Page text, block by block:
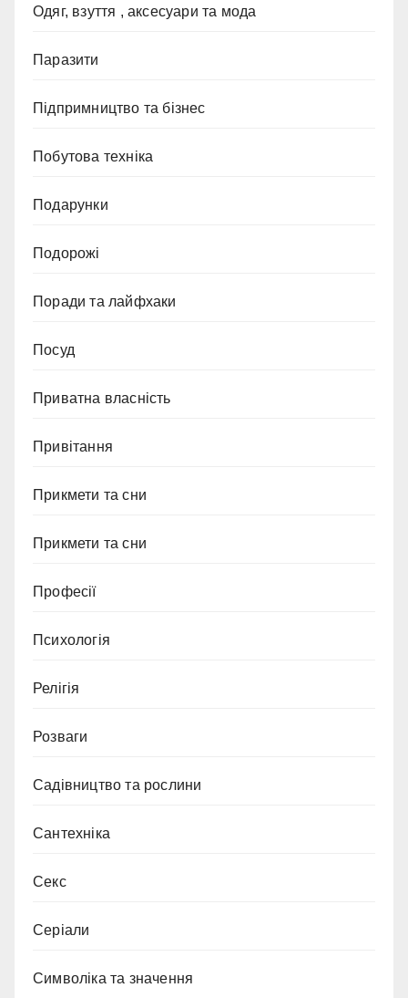
Одяг, взуття , аксесуари та мода
Паразити
Підпримництво та бізнес
Побутова техніка
Подарунки
Подорожі
Поради та лайфхаки
Посуд
Приватна власність
Привітання
Прикмети та сни
Прикмети та сни
Професії
Психологія
Релігія
Розваги
Садівництво та рослини
Сантехніка
Секс
Серіали
Символіка та значення